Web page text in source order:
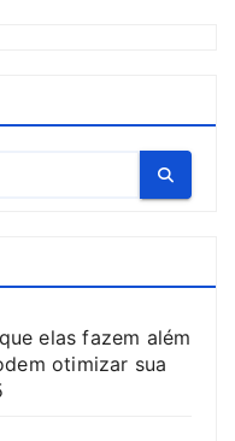
elas fazem além
otimizar sua